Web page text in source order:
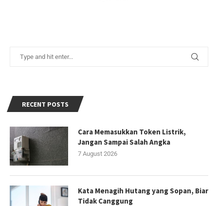
RECENT POSTS
Cara Memasukkan Token Listrik,
Jangan Sampai Salah Angka
7 August 2026
Kata Menagih Hutang yang Sopan, Biar
Tidak Canggung